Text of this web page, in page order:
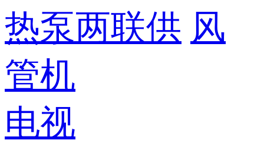
热泵两联供 风
管机
电视